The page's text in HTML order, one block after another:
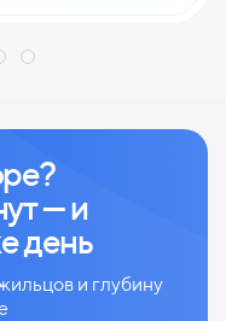
— и
день
и глубину